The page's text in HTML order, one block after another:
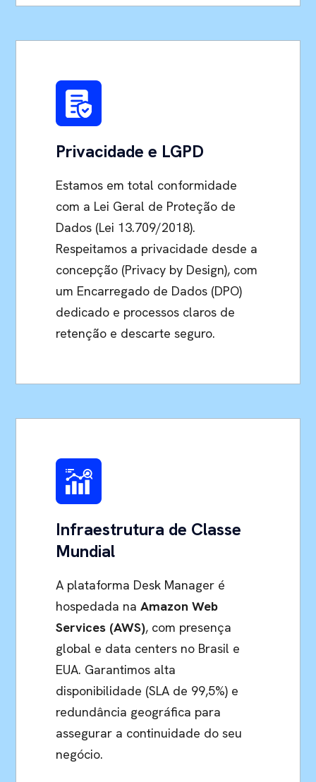
Privacidade e LGPD
Estamos em total conformidade
com a Lei Geral de Proteção de
Dados (Lei 13.709/2018).
Respeitamos a privacidade desde a
concepção (Privacy by Design), com
um Encarregado de Dados (DPO)
dedicado e processos claros de
retenção e descarte seguro.
Infraestrutura de Classe
Mundial
A plataforma Desk Manager é
hospedada naAmazon Web
Services (AWS), com presença
global e data centers no Brasil e
EUA. Garantimos alta
disponibilidade (SLA de 99,5%) e
redundância geográfica para
assegurar a continuidade do seu
negócio.